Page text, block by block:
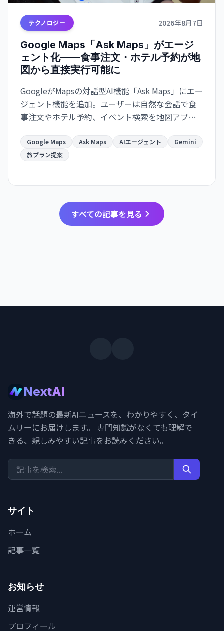
テクノロジー 2026年8月7日
Google Maps「Ask Maps」がエージ
ェント化——食事注文・ホテル予約が地
図から直接実行可能に
GoogleがMapsの対話型AI機能「Ask Maps」にエー
ジェント機能を追加。ユーザーは自然な会話で食
事注文やホテル予約、イベント検索を地図アプリ
画がより便利になります。
Google Maps Ask Maps AIエージェント
Gemini
旅プラン提案
すべての記事を見る
NextAI
海外で話題の最新AIニュースを、わかりやすく、タイ
ムリーにお届けします。 専門知識がなくても理解で
きる、親しみやすい記事をお読みください。
サイト
ホーム
記事一覧
お知らせ
運営情報
プロフィール